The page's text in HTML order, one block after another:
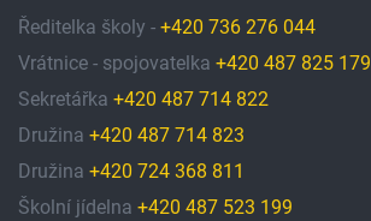
Ředitelka školy - +420 736 276 044
Vrátnice - spojovatelka +420 487 825 179
Sekretářka +420 487 714 822
Družina +420 487 714 823
Družina +420 724 368 811
Školní jídelna +420 487 523 199